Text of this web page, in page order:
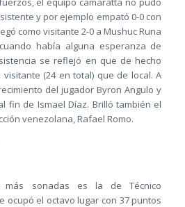
y por ejemplo empató 0-0 con
como visitante 2-0 a Mushuc Runa
había alguna esperanza de
se reflejó en que de hecho
(24 en total) que de local. A
del jugador Byron Angulo y
fin de Ismael Díaz. Brilló también el
venezolana, Rafael Romo.
sonadas es la de Técnico
ocupó el octavo lugar con 37 puntos